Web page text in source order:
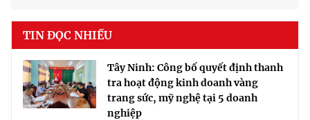
TIN ĐỌC NHIỀU
Tây Ninh: Công bố quyết định thanh
tra hoạt động kinh doanh vàng
trang sức, mỹ nghệ tại 5 doanh
nghiệp